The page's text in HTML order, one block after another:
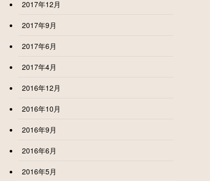
2017年12月
2017年9月
2017年6月
2017年4月
2016年12月
2016年10月
2016年9月
2016年6月
2016年5月